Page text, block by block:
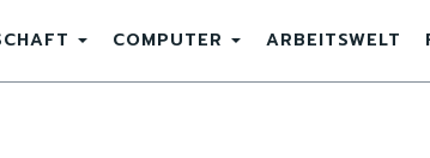
COMPUTER ARBEITSWELT